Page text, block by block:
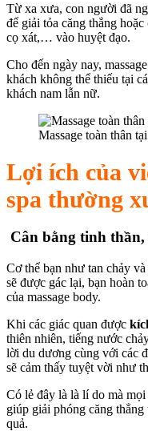
Từ xa xưa, con người đã
để giải tỏa căng thẳng
cọ xát,… vào huyệt đạo.
Cho đến ngày nay,
khách không thể thiếu tại
khách nam lẫn nữ.
Massage toàn thân
Lợi ích của
spa thường
Cân bằng tinh
Cơ thể bạn như tan chảy
sẽ được gác lại, bạn hoàn
của massage body.
Khi các giác quan được
thiên nhiên, tiếng nước
lời du dương cùng với các
sẽ cảm thấy tuyệt vời như
Có lẻ đây là là lí do mà
giúp giải phóng căng
quả.